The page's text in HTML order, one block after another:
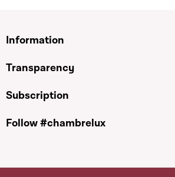
Information
Transparency
Subscription
Follow #chambrelux